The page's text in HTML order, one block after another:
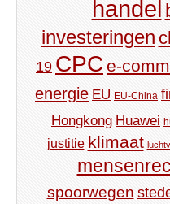
handel
investeringen
19 CPC e-
energie EU EU-China
Hongkong Huawei
justitie klimaat
spoorwegen